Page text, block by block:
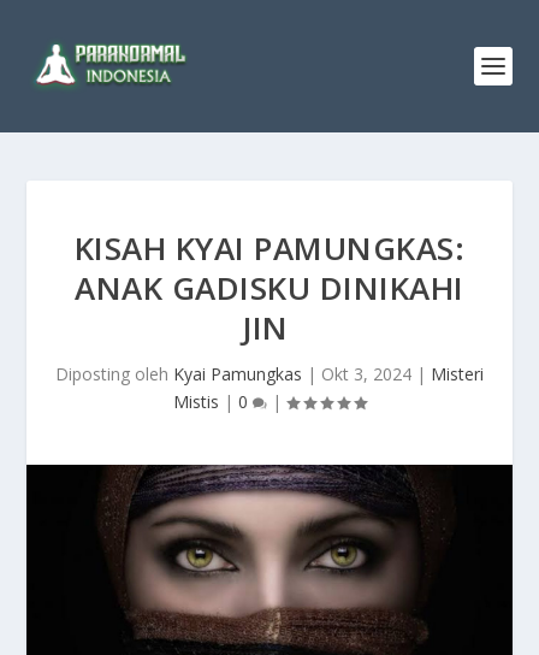
KISAH KYAI PAMUNGKAS:
ANAK GADISKU DINIKAHI
JIN
Diposting oleh Kyai Pamungkas | Okt 3, 2024 | Misteri
Mistis | 0 |